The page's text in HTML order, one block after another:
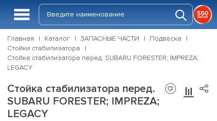
Главная Каталог ЗАПАСНЫЕ ЧАСТИ
Подвеска
Стойки стабилизатора
Стойка стабилизатора перед. SUBARU FORESTER; IMPREZA;
LEGACY
Стойка стабилизатора перед.
SUBARU FORESTER; IMPREZA;
LEGACY